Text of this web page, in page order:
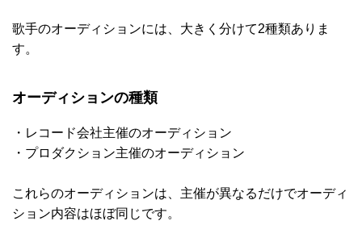
歌手のオーディションには、大きく分けて2種類ありま
す。
オーディションの種類
・レコード会社主催のオーディション
・プロダクション主催のオーディション
これらのオーディションは、主催が異なるだけでオーディ
ション内容はほぼ同じです。